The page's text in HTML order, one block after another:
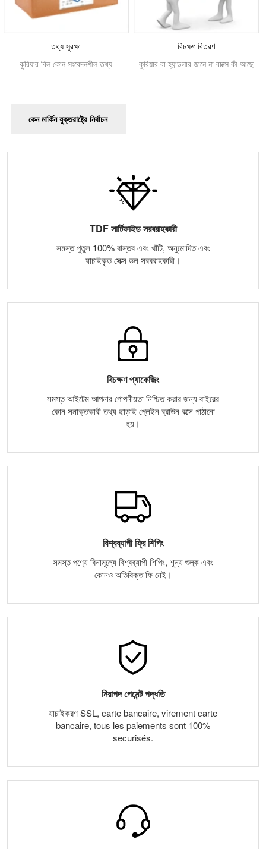
তথ্য সুরক্ষা
কুরিয়ার বিল কোন সংবেদনশীল তথ্য
বিচক্ষণ বিতরণ
কুরিয়ার বা হ্যান্ডলার জানে না বাক্সে কী আছে
কেন মার্কিন যুক্তরাষ্ট্রে নির্বাচন
TDF সার্টিফাইড সরবরাহকারী
সমস্ত পুতুল 100% বাস্তব এবং খাঁটি, অনুমোদিত এবং
যাচাইকৃত সেক্স ডল সরবরাহকারী।
বিচক্ষণ প্যাকেজিং
সমস্ত আইটেম আপনার গোপনীয়তা নিশ্চিত করার জন্য বাইরের
কোন সনাক্তকারী তথ্য ছাড়াই প্লেইন ব্রাউন বক্সে পাঠানো
হয়।
বিশ্বব্যাপী ফ্রি শিপিং
সমস্ত পণ্যে বিনামূল্যে বিশ্বব্যাপী শিপিং, শূন্য শুল্ক এবং
কোনও অতিরিক্ত ফি নেই।
নিরাপদ পেমেন্ট পদ্ধতি
যাচাইকরণ SSL, carte bancaire, virement carte
bancaire, tous les paiements sont 100%
securisés.